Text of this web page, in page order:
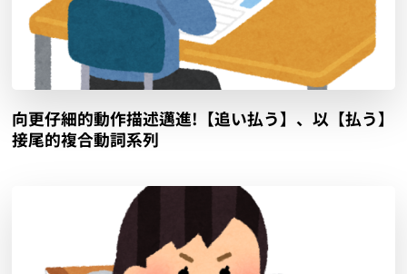
向更仔細的動作描述邁進!【追い払う】、以【払う】
接尾的複合動詞系列